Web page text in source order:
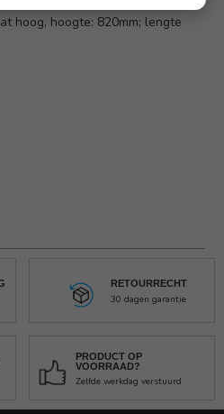
hoog, hoogte: 820mm; lengte
RETOURRECHT
30 dagen garantie
PRODUCT OP
VOORRAAD?
Zelfde werkdag verstuurd